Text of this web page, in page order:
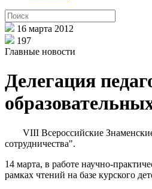
16 марта 2012
197
Главные новости
Делегация
VIII Всероссийские
сотрудничества".
14 марта, в работе научно-
рамках чтений на базе курского